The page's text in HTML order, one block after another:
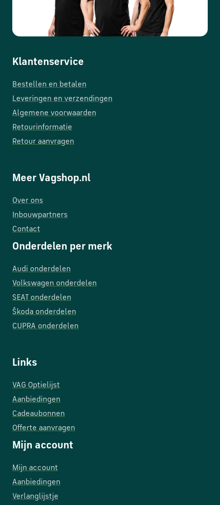
Klantenservice
Bestellen en betalen
Leveringen en verzendingen
Algemene voorwaarden
Retourinformatie
Retour aanvragen
Meer Vagshop.nl
Over ons
Inbouwpartners
Contact
Onderdelen per merk
Audi onderdelen
Volkswagen onderdelen
SEAT onderdelen
Škoda onderdelen
CUPRA onderdelen
Links
VAG Optielijst
Aanbiedingen
Cadeaubonnen
Offerte aanvragen
Mijn account
Mijn account
Aanbiedingen
Verlanglijstje